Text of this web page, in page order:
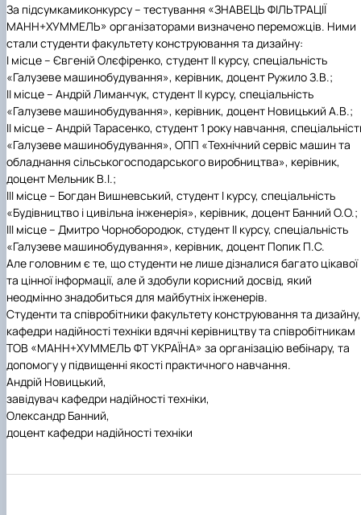
За підсумкамиконкурсу – тестування «ЗНАВЕЦЬ ФІЛЬТРАЦІЇ
МАНН+ХУММЕЛЬ» організаторами визначено переможців. Ними
стали студенти факультету конструювання та дизайну:
І місце – Євгеній Олєфіренко, студент ІІ курсу, спеціальність
«Галузеве машинобудування», керівник, доцент Ружило З.В.;
ІІ місце – Андрій Лиманчук, студент ІІ курсу, спеціальність
«Галузеве машинобудування», керівник, доцент Новицький А.В.;
ІІ місце – Андрій Тарасенко, студент 1 року навчання,
«Галузеве машинобудування», ОПП «Технічний сервіс машин та
обладнання сільськогосподарського виробництва», керівник,
доцент Мельник В.І.;
ІІІ місце – Богдан Вишневський, студент І курсу, спеціальність
«Будівництво і цивільна інженерія», керівник, доцент Банний О.О.;
ІІІ місце – Дмитро Чорнобородюк, студент ІІ курсу, спеціальність
«Галузеве машинобудування», керівник, доцент Попик П.С.
Але головним є те, що студенти не лише дізналися багато цікавої
та цінної інформації, але й здобули корисний досвід, який
неодмінно знадобиться для майбутніх інженерів.
Студенти та співробітники факультету конструювання та дизайну,
кафедри надійності техніки вдячні керівництву та співробітникам
ТОВ «МАНН+ХУММЕЛЬ ФТ УКРАЇНА» за організацію вебінару, та
допомогу у підвищенні якості практичного навчання.
Андрій Новицький,
завідувач кафедри надійності техніки,
Олександр Банний,
доцент кафедри надійності техніки